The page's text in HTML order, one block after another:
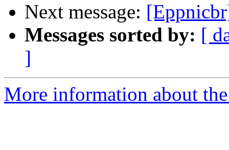
Next message:
Messages sorted by: [
]
More information about